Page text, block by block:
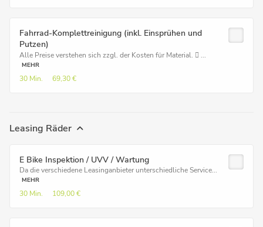
Fahrrad-Komplettreinigung (inkl. Einsprühen und
Putzen)
Alle Preise verstehen sich zzgl. der Kosten für Material.  ...
MEHR
30 Min. 69,30 €
Leasing Räder
E Bike Inspektion / UVV / Wartung
Da die verschiedene Leasinganbieter unterschiedliche Service...
MEHR
30 Min. 109,00 €